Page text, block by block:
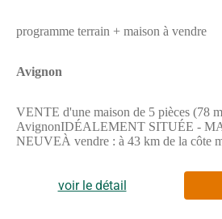
programme terrain + maison à vendre
Avignon
VENTE d'une maison de 5 pièces (78
AvignonIDÉALEMENT SITUÉE -
NEUVEÀ vendre : à 43 km de la côte
proposer cette maison de 5 pièces de
terrain idéalement située dans Avignon
compte trois chambres, une cuisine et
voir le détail